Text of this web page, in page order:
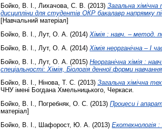
Бойко, В. І., Лихачова, С. В. (2013) Загальна
дисципліни для студентів ОКР бакалавр напрямку
[Навчальний матеріал]
Бойко, В. І.
Лут, О. А. (2014) Хімія : навч. – метод.
Бойко, В. І.
Лут, О. А. (2014) Хімія неорганічна – І
Бойко, В. І.
Лут, О. А. (2015) Неорганічна хімія :
спеціальності: Хімія, Біологія денної форми навчання.
Бойко, В. І., Нінова, Т. С. (2013) Загальна хімічна
ЧНУ імені Богдана Хмельницького, Черкаси.
Бойко, В. І., Погребняк, О. С. (2013) Процеси і
матеріал]
Бойко, В. І.
Шафорост, Ю. А. (2013) Екотехнологія